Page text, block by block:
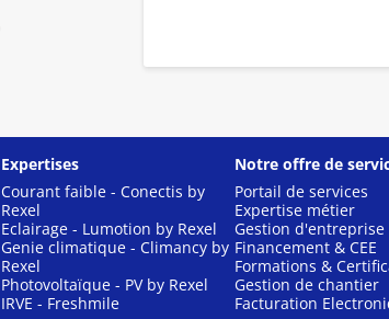
Expertises
Courant faible - Conectis by
Rexel
Eclairage - Lumotion by Rexel
Genie climatique - Climancy by
Rexel
Photovoltaïque - PV by Rexel
IRVE - Freshmile
Notre offre de
Portail de services
Expertise métier
Gestion d'entreprise
Financement & CEE
Formations &
Gestion de chantier
Facturation